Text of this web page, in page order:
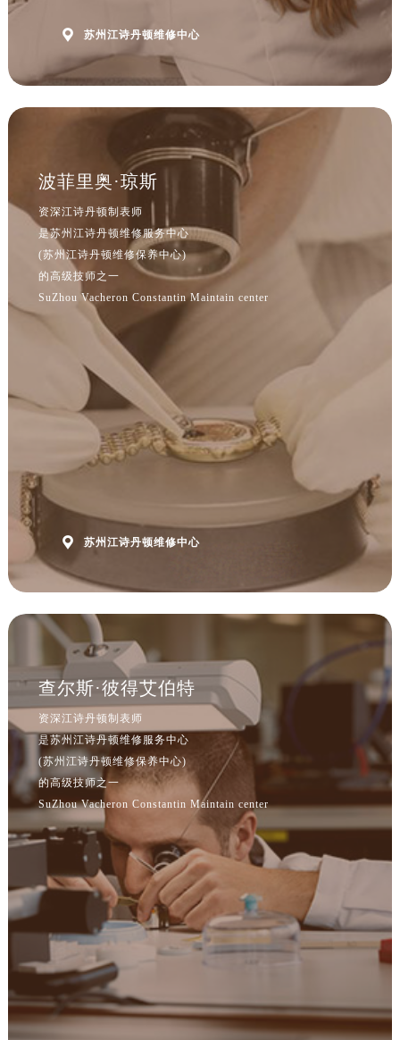
 苏州江诗丹顿维修中心
波菲里奥·琼斯
资深江诗丹顿制表师
是苏州江诗丹顿维修服务中心
(苏州江诗丹顿维修保养中心)
的高级技师之一
SuZhou Vacheron Constantin Maintain center
 苏州江诗丹顿维修中心
查尔斯·彼得艾伯特
资深江诗丹顿制表师
是苏州江诗丹顿维修服务中心
(苏州江诗丹顿维修保养中心)
的高级技师之一
SuZhou Vacheron Constantin Maintain center